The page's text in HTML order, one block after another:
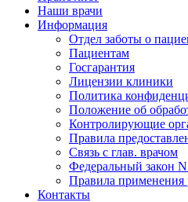
Наши врачи
Информация
Отдел заботы о
Пациентам
Госгарантия
Лицензии клиники
Политика
Положение об
Контролирующие
Правила
Связь с глав. врачом
Федеральный закон
Правила применения
Контакты